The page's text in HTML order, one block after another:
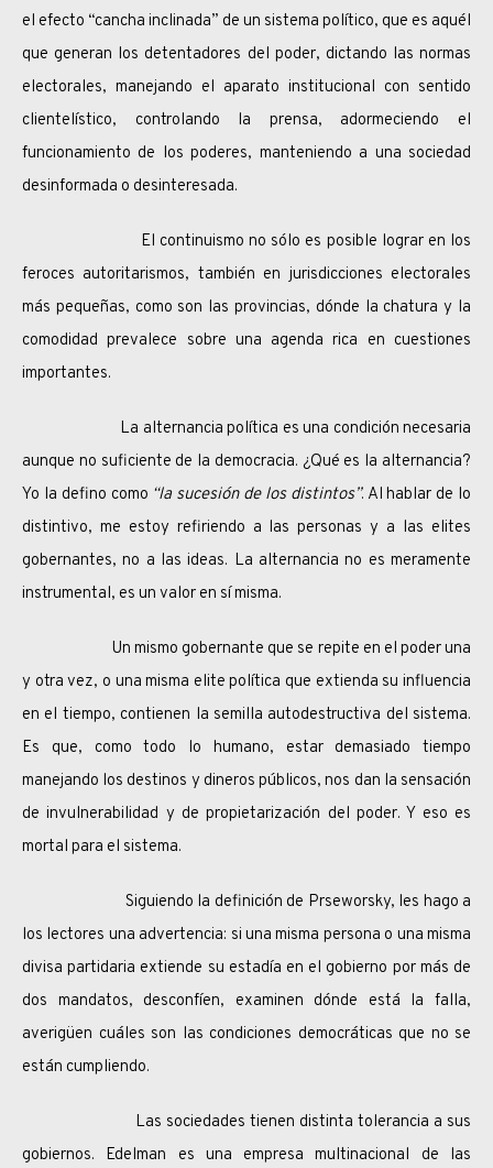
el efecto “cancha inclinada” de un sistema político, que es aquél
que generan los detentadores del poder, dictando las normas
electorales, manejando el aparato institucional con sentido
clientelístico, controlando la prensa, adormeciendo el
funcionamiento de los poderes, manteniendo a una sociedad
desinformada o desinteresada.
El continuismo no sólo es posible lograr en los
feroces autoritarismos, también en jurisdicciones electorales
más pequeñas, como son las provincias, dónde la chatura y la
comodidad prevalece sobre una agenda rica en cuestiones
importantes.
La alternancia política es una condición necesaria
aunque no suficiente de la democracia. ¿Qué es la alternancia?
Yo la defino como “la sucesión de los distintos”. Al hablar de lo
distintivo, me estoy refiriendo a las personas y a las elites
gobernantes, no a las ideas. La alternancia no es meramente
instrumental, es un valor en sí misma.
Un mismo gobernante que se repite en el poder una
y otra vez, o una misma elite política que extienda su influencia
en el tiempo, contienen la semilla autodestructiva del sistema.
Es que, como todo lo humano, estar demasiado tiempo
manejando los destinos y dineros públicos, nos dan la sensación
de invulnerabilidad y de propietarización del poder. Y eso es
mortal para el sistema.
Siguiendo la definición de Prseworsky, les hago a
los lectores una advertencia: si una misma persona o una misma
divisa partidaria extiende su estadía en el gobierno por más de
dos mandatos, desconfíen, examinen dónde está la falla,
averigüen cuáles son las condiciones democráticas que no se
están cumpliendo.
Las sociedades tienen distinta tolerancia a sus
gobiernos. Edelman es una empresa multinacional de las